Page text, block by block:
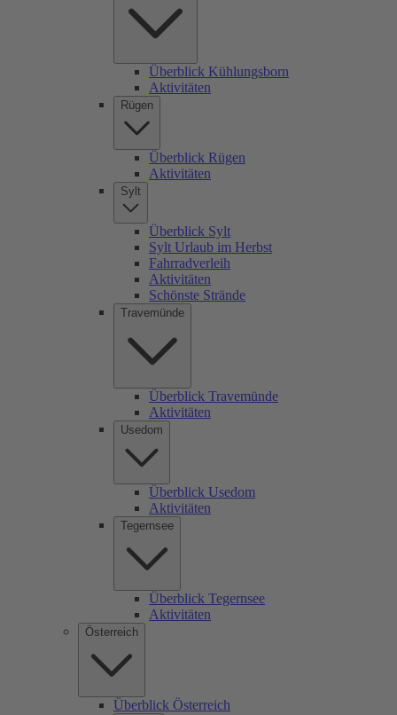
Überblick Kühlungsborn
Aktivitäten
Rügen
Überblick Rügen
Aktivitäten
Sylt
Überblick Sylt
Sylt Urlaub im Herbst
Fahrradverleih
Aktivitäten
Schönste Strände
Travemünde
Überblick Travemünde
Aktivitäten
Usedom
Überblick Usedom
Aktivitäten
Tegernsee
Überblick Tegernsee
Aktivitäten
Österreich
Überblick Österreich